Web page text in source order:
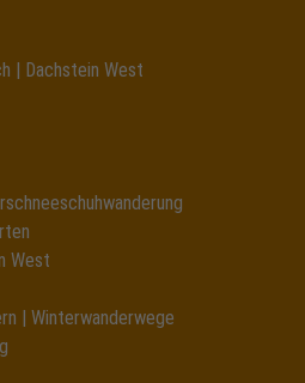
| Dachstein West
West
| Winterwanderwege